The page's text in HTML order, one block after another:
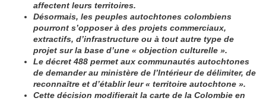
affectent leurs territoires.
Désormais, les peuples autochtones colombiens
pourront s’opposer à des projets commerciaux,
extractifs, d’infrastructure ou à tout autre type de
projet sur la base d’une « objection culturelle ».
Le décret 488 permet aux communautés autochtones
de demander au ministère de l’Intérieur de délimiter, de
reconnaître et d’établir leur « territoire autochtone ».
Cette décision modifierait la carte de la Colombie en